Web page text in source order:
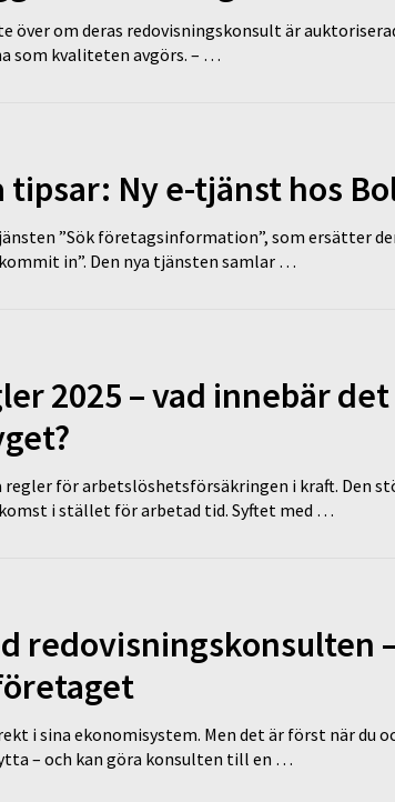
över om deras redovisningskonsult är
som kvaliteten avgörs. – …
Ny e-tjänst hos
”Sök företagsinformation”, som ersätter
in”. Den nya tjänsten samlar …
2025 – vad innebär
regler för arbetslöshetsförsäkringen i kraft. Den
i stället för arbetad tid. Syftet med …
redovisningskonsulten
i sina ekonomisystem. Men det är först när du
– och kan göra konsulten till en …